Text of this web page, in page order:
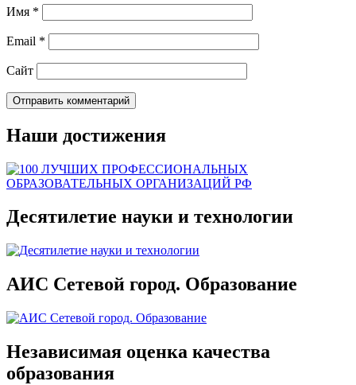
Имя *
Email *
Сайт
Наши достижения
Десятилетие науки и технологии
АИС Сетевой город. Образование
Независимая оценка качества
образования